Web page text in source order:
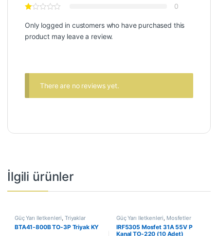
0
Only logged in customers who have purchased this
product may leave a review.
There are no reviews yet.
İlgili ürünler
Güç Yarı İletkenleri, Triyaklar
BTA41-800B TO-3P Triyak KY
Güç Yarı İletkenleri, Mosfetler
IRF5305 Mosfet 31A 55V P
Kanal TO-220 (10 Adet)